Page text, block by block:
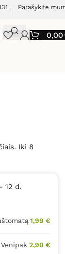
Parašykite
0,00
Iki 8
12 d.
1,99 €
2,90 €